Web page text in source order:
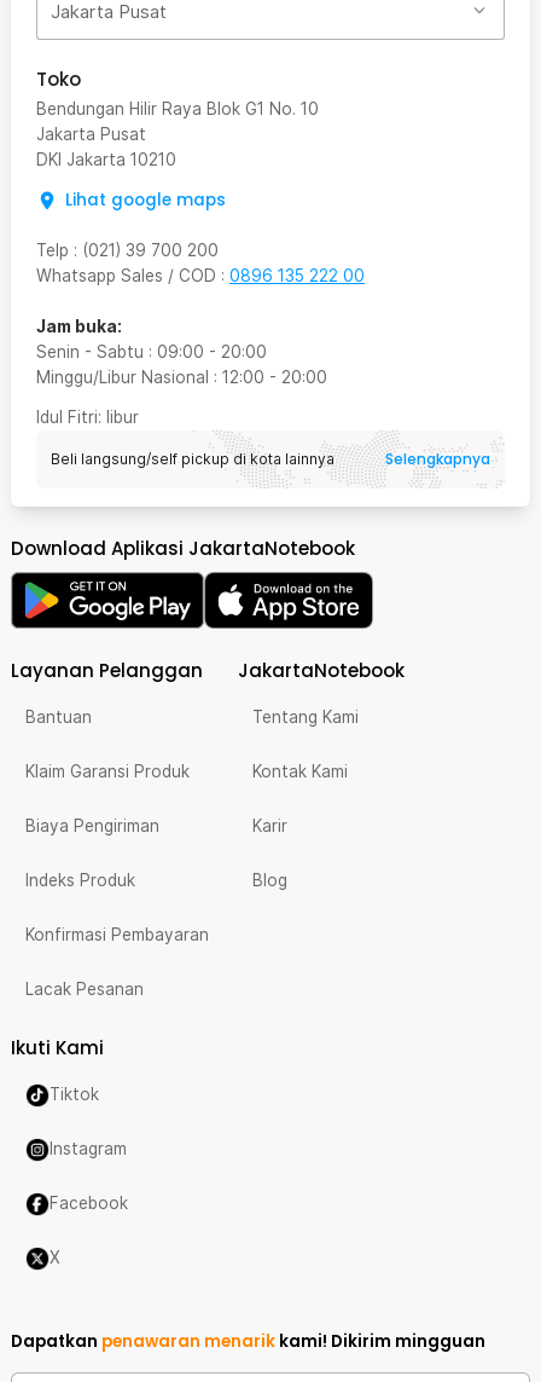
Jakarta Pusat
Toko
Bendungan Hilir Raya Blok G1 No. 10
Jakarta Pusat
DKI Jakarta 10210
Lihat google maps
Telp : (021) 39 700 200
Whatsapp Sales / COD : 0896 135 222 00
Jam buka:
Senin - Sabtu : 09:00 - 20:00
Minggu/Libur Nasional : 12:00 - 20:00
Idul Fitri: libur
Beli langsung/self pickup di kota lainnya Selengkapnya
Download Aplikasi JakartaNotebook
Layanan Pelanggan
Bantuan
Klaim Garansi Produk
Biaya Pengiriman
Indeks Produk
Konfirmasi Pembayaran
Lacak Pesanan
JakartaNotebook
Tentang Kami
Kontak Kami
Karir
Blog
Ikuti Kami
Tiktok
Instagram
Facebook
X
Dapatkan penawaran menarik kami! Dikirim mingguan